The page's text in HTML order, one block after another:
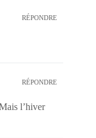
RÉPONDRE
RÉPONDRE
l’hiver